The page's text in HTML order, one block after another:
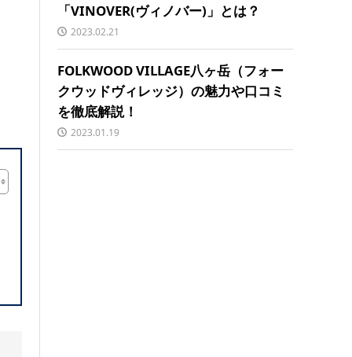
「VINOVER(ヴィノバー)」とは？
2023.02.21
FOLKWOOD VILLAGE八ヶ岳（フォー
クウッドヴィレッジ）の魅力や口コミ
を徹底解説！
2023.01.19